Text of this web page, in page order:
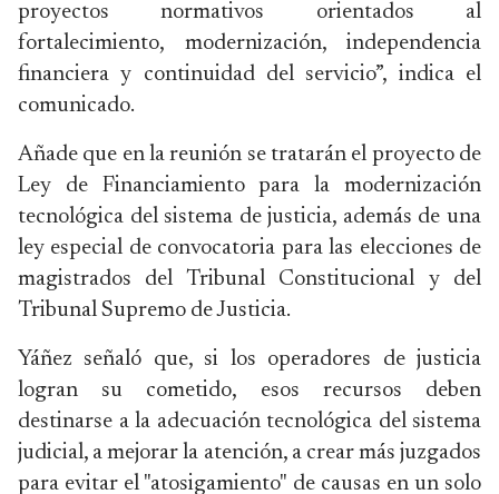
proyectos normativos orientados al
fortalecimiento, modernización, independencia
financiera y continuidad del servicio”, indica el
comunicado.
Añade que en la reunión se tratarán el proyecto de
Ley de Financiamiento para la modernización
tecnológica del sistema de justicia, además de una
ley especial de convocatoria para las elecciones de
magistrados del Tribunal Constitucional y del
Tribunal Supremo de Justicia.
Yáñez señaló que, si los operadores de justicia
logran su cometido, esos recursos deben
destinarse a la adecuación tecnológica del sistema
judicial, a mejorar la atención, a crear más juzgados
para evitar el "atosigamiento" de causas en un solo